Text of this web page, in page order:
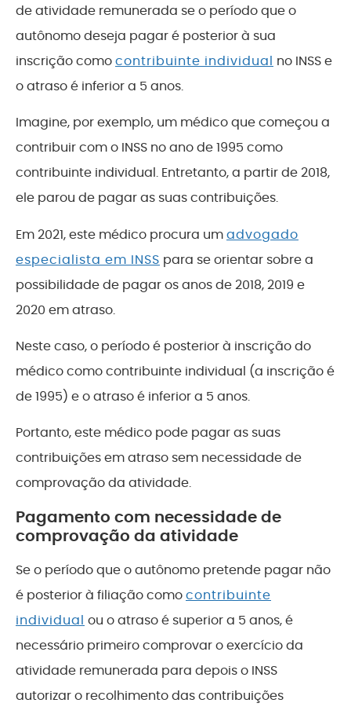
de atividade remunerada se o período que o
autônomo deseja pagar é posterior à sua
inscrição comocontribuinte individual no INSS e
o atraso é inferior a 5 anos.
Imagine, por exemplo, um médico que começou a
contribuir com o INSS no ano de 1995 como
contribuinte individual. Entretanto, a partir de 2018,
ele parou de pagar as suas contribuições.
Em 2021, este médico procura umadvogado
especialista em INSS para se orientar sobre a
possibilidade de pagar os anos de 2018, 2019 e
2020 em atraso.
Neste caso, o período é posterior à inscrição do
médico como contribuinte individual (a inscrição é
de 1995) e o atraso é inferior a 5 anos.
Portanto, este médico pode pagar as suas
contribuições em atraso sem necessidade de
comprovação da atividade.
Pagamento com necessidade de
comprovação da atividade
Se o período que o autônomo pretende pagar não
é posterior à filiação comocontribuinte
individual ou o atraso é superior a 5 anos, é
necessário primeiro comprovar o exercício da
atividade remunerada para depois o INSS
autorizar o recolhimento das contribuições